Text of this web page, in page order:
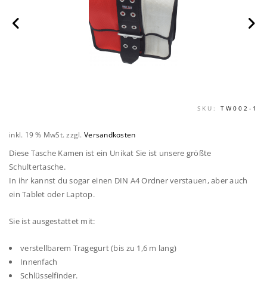
SKU: TW002-1
inkl. 19 % MwSt. zzgl. Versandkosten
Diese Tasche Kamen ist ein Unikat Sie ist unsere größte
Schultertasche.
In ihr kannst du sogar einen DIN A4 Ordner verstauen, aber auch
ein Tablet oder Laptop.
Sie ist ausgestattet mit:
verstellbarem Tragegurt (bis zu 1,6 m lang)
Innenfach
Schlüsselfinder.